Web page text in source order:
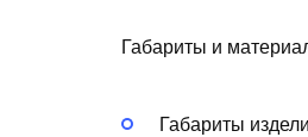
Габариты и
Габариты